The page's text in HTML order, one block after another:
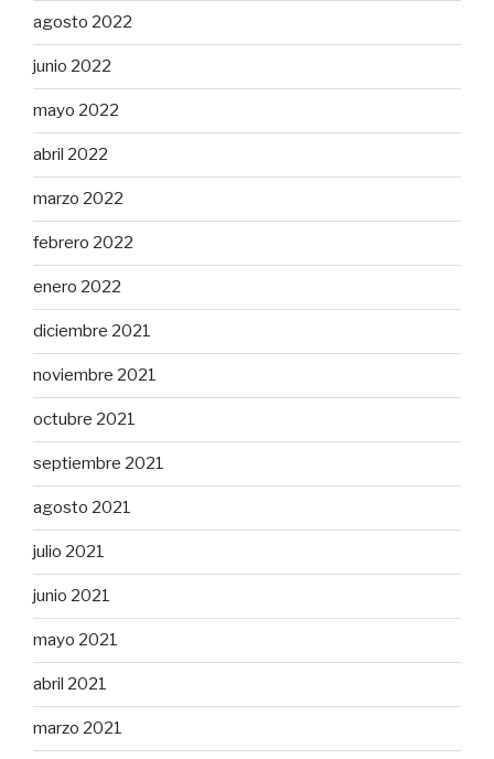
agosto 2022
junio 2022
mayo 2022
abril 2022
marzo 2022
febrero 2022
enero 2022
diciembre 2021
noviembre 2021
octubre 2021
septiembre 2021
agosto 2021
julio 2021
junio 2021
mayo 2021
abril 2021
marzo 2021